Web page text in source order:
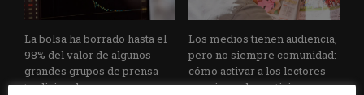
La bolsa ha borrado hasta el
98% del valor de algunos
grandes grupos de prensa
tradicionales
Los medios tienen audiencia,
pero no siempre comunidad:
cómo activar a los lectores
que siguen las noticias en